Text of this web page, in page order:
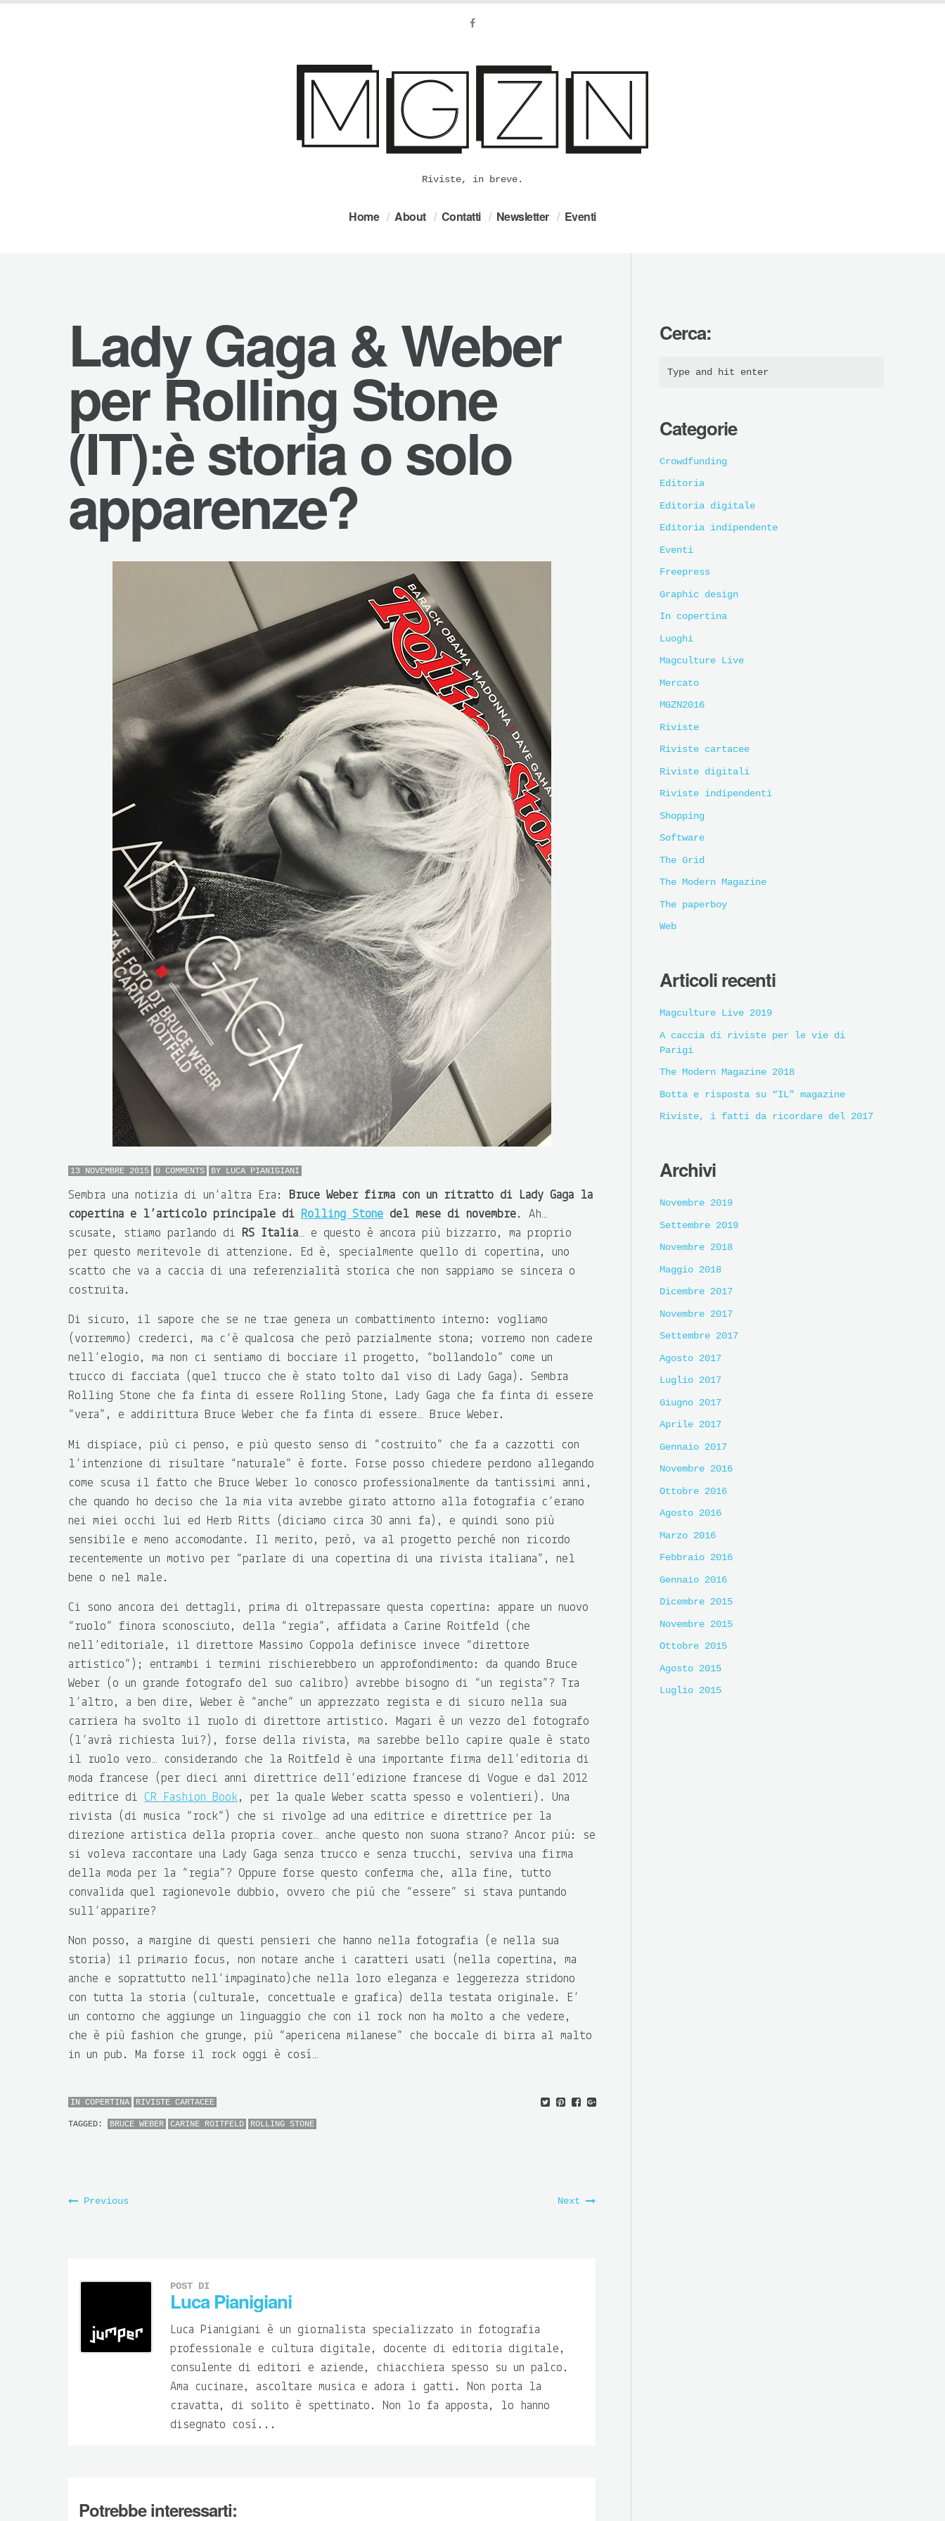
Riviste, in breve.
Home About Contatti Newsletter Eventi
Lady Gaga & Weber
per Rolling Stone
(IT):è storia o solo
apparenze?
13 NOVEMBRE 2015 0 COMMENTS BY LUCA PIANIGIANI
Sembra una notizia di un’altra Era: Bruce Weber firma con un ritratto di Lady Gaga la
copertina e l’articolo principale di Rolling Stone del mese di novembre. Ah…
scusate, stiamo parlando di RS Italia… e questo è ancora più bizzarro, ma proprio
per questo meritevole di attenzione. Ed è, specialmente quello di copertina, uno
scatto che va a caccia di una referenzialità storica che non sappiamo se sincera o
costruita.
Di sicuro, il sapore che se ne trae genera un combattimento interno: vogliamo
(vorremmo) crederci, ma c’è qualcosa che però parzialmente stona; vorremo non cadere
nell’elogio, ma non ci sentiamo di bocciare il progetto, “bollandolo” come un
trucco di facciata (quel trucco che è stato tolto dal viso di Lady Gaga). Sembra
Rolling Stone che fa finta di essere Rolling Stone, Lady Gaga che fa finta di essere
“vera”, e addirittura Bruce Weber che fa finta di essere… Bruce Weber.
Mi dispiace, più ci penso, e più questo senso di “costruito” che fa a cazzotti con
l’intenzione di risultare “naturale” è forte. Forse posso chiedere perdono allegando
come scusa il fatto che Bruce Weber lo conosco professionalmente da tantissimi anni,
che quando ho deciso che la mia vita avrebbe girato attorno alla fotografia c’erano
nei miei occhi lui ed Herb Ritts (diciamo circa 30 anni fa), e quindi sono più
sensibile e meno accomodante. Il merito, però, va al progetto perché non ricordo
recentemente un motivo per “parlare di una copertina di una rivista italiana”, nel
bene o nel male.
Ci sono ancora dei dettagli, prima di oltrepassare questa copertina: appare un nuovo
“ruolo” finora sconosciuto, della “regia”, affidata a Carine Roitfeld (che
nell’editoriale, il direttore Massimo Coppola definisce invece “direttore
artistico”); entrambi i termini rischierebbero un approfondimento: da quando Bruce
Weber (o un grande fotografo del suo calibro) avrebbe bisogno di “un regista”? Tra
l’altro, a ben dire, Weber è “anche” un apprezzato regista e di sicuro nella sua
carriera ha svolto il ruolo di direttore artistico. Magari è un vezzo del fotografo
(l’avrà richiesta lui?), forse della rivista, ma sarebbe bello capire quale è stato
il ruolo vero… considerando che la Roitfeld è una importante firma dell’editoria di
moda francese (per dieci anni direttrice dell’edizione francese di Vogue e dal 2012
editrice di CR Fashion Book , per la quale Weber scatta spesso e volentieri ). Una
rivista (di musica “rock”) che si rivolge ad una editrice e direttrice per la
direzione artistica della propria cover… anche questo non suona strano? Ancor più: se
si voleva raccontare una Lady Gaga senza trucco e senza trucchi, serviva una firma
della moda per la “regia”? Oppure forse questo conferma che, alla fine, tutto
convalida quel ragionevole dubbio, ovvero che più che “essere” si stava puntando
sull’apparire?
Non posso, a margine di questi pensieri che hanno nella fotografia (e nella sua
storia) il primario focus, non notare anche i caratteri usati (nella copertina, ma
anche e soprattutto nell’impaginato)che nella loro eleganza e leggerezza stridono
con tutta la storia (culturale, concettuale e grafica) della testata originale. E’
un contorno che aggiunge un linguaggio che con il rock non ha molto a che vedere,
che è più fashion che grunge, più “apericena milanese” che boccale di birra al malto
in un pub. Ma forse il rock oggi è così…
IN COPERTINA RIVISTE CARTACEE
TAGGED: BRUCE WEBER CARINE ROITFELD ROLLING STONE
Previous Next
POST DI
Luca Pianigiani
Luca Pianigiani è un giornalista specializzato in fotografia
professionale e cultura digitale, docente di editoria digitale,
consulente di editori e aziende, chiacchiera spesso su un palco.
Ama cucinare, ascoltare musica e adora i gatti. Non porta la
cravatta, di solito è spettinato. Non lo fa apposta, lo hanno
disegnato così...
Potrebbe interessarti:
Cerca:
Categorie
Crowdfunding
Editoria
Editoria digitale
Editoria indipendente
Eventi
Freepress
Graphic design
In copertina
Luoghi
Magculture Live
Mercato
MGZN2016
Riviste
Riviste cartacee
Riviste digitali
Riviste indipendenti
Shopping
Software
The Grid
The Modern Magazine
The paperboy
Web
Articoli recenti
Magculture Live 2019
A caccia di riviste per le vie di
Parigi
The Modern Magazine 2018
Botta e risposta su “IL” magazine
Riviste, i fatti da ricordare del 2017
Archivi
Novembre 2019
Settembre 2019
Novembre 2018
Maggio 2018
Dicembre 2017
Novembre 2017
Settembre 2017
Agosto 2017
Luglio 2017
Giugno 2017
Aprile 2017
Gennaio 2017
Novembre 2016
Ottobre 2016
Agosto 2016
Marzo 2016
Febbraio 2016
Gennaio 2016
Dicembre 2015
Novembre 2015
Ottobre 2015
Agosto 2015
Luglio 2015